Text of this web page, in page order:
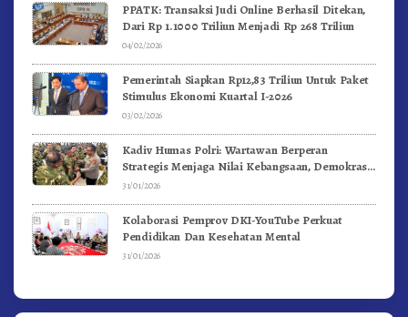
PPATK: Transaksi Judi Online Berhasil Ditekan,
Dari Rp 1.1000 Triliun Menjadi Rp 268 Triliun
04/02/2026
Pemerintah Siapkan Rp12,83 Triliun Untuk Paket
Stimulus Ekonomi Kuartal I-2026
03/02/2026
Kadiv Humas Polri: Wartawan Berperan
Strategis Menjaga Nilai Kebangsaan, Demokrasi,
dan NKRI
31/01/2026
Kolaborasi Pemprov DKI-YouTube Perkuat
Pendidikan Dan Kesehatan Mental
31/01/2026